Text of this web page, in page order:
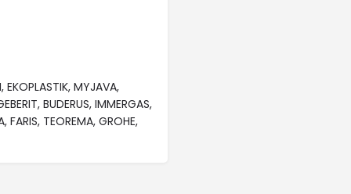
EKOPLASTIK, MYJAVA,
BUDERUS, IMMERGAS,
FARIS, TEOREMA, GROHE,